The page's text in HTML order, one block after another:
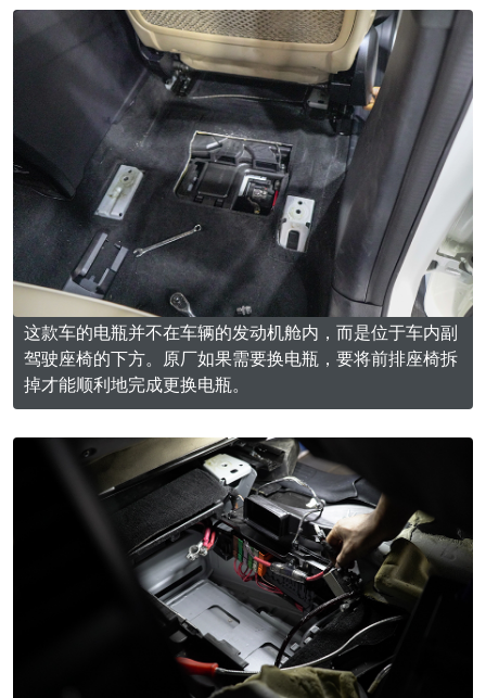
这款车的电瓶并不在车辆的发动机舱内，而是位于车内副
驾驶座椅的下方。原厂如果需要换电瓶，要将前排座椅拆
掉才能顺利地完成更换电瓶。